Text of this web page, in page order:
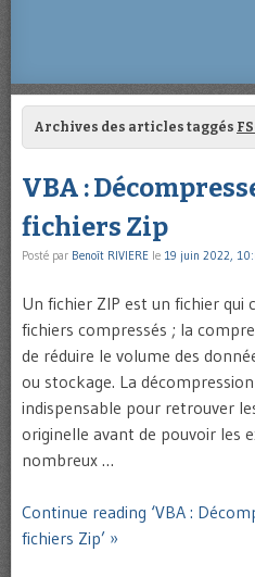
Archives des articles taggés
VBA :
fichiers Zip
Posté par Benoît RIVIERE le 19 juin 2022,
Un fichier ZIP est un fichier qui
fichiers compressés ; la
de réduire le volume des
ou stockage. La
indispensable pour retrouver
originelle avant de pouvoir les
nombreux …
Continue reading ‘VBA :
fichiers Zip’ »